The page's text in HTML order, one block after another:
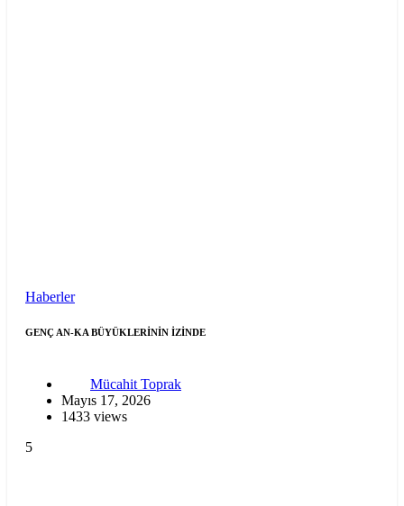
Haberler
GENÇ AN-KA BÜYÜKLERİNİN İZİNDE
Mücahit Toprak
Mayıs 17, 2026
1433 views
5